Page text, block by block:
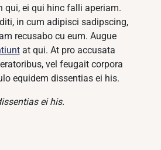
qui, ei qui hinc falli aperiam.
in cum adipisci sadipscing,
recusabo cu eum. Augue
at qui. At pro accusata
vel feugait corpora
equidem dissentias ei his.
ei his.